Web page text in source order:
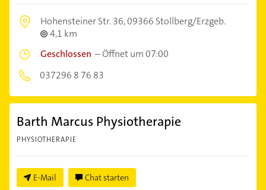
Hohensteiner Str. 36,09366 Stollberg/Erzgeb.
4,1 km
Geschlossen –Öffnet um 07:00
037296 8 76 83
Barth Marcus Physiotherapie
PHYSIOTHERAPIE
E-Mail Chat starten